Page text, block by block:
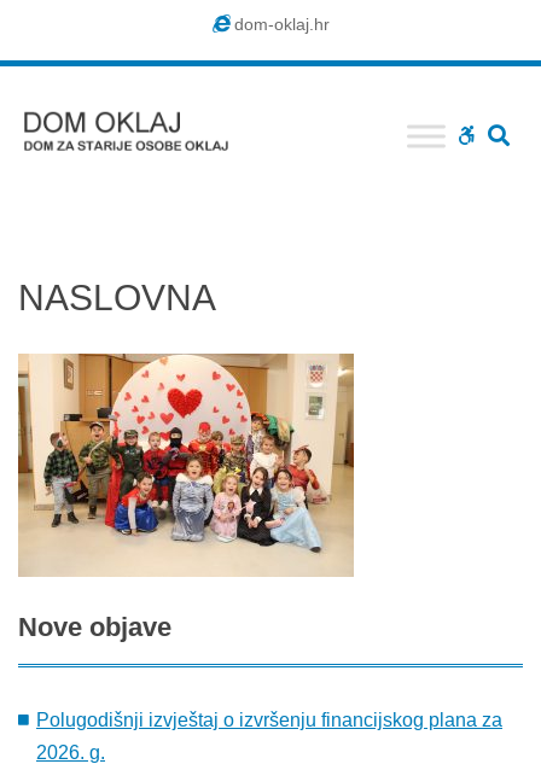
dom-oklaj.hr
WCAG
NASLOVNA
Nove objave
Polugodišnji izvještaj o izvršenju financijskog plana za
2026. g.